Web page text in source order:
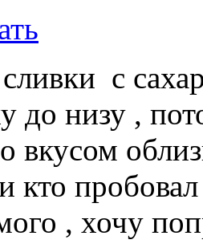
с
до низу ,
вкусом
кто
, хочу